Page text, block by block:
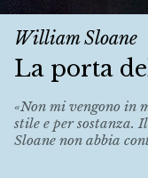
William Sloane
La porta
«Non mi vengono in
stile e per sostanza.
Sloane non abbia